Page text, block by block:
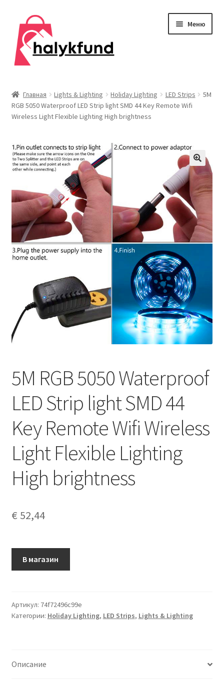
Перейти
навигации
Перейти
содержимому
Меню
Главная
Контакты
меню
Одежда
меню
Публикации
Главная Lights & Lighting Holiday Lighting LED Strips
5M
RGB 5050 Waterproof LED Strip light SMD 44 Key Remote Wifi
Wireless Light Flexible Lighting High brightness
5M RGB 5050 Waterproof
LED Strip light SMD 44
Key Remote Wifi Wireless
Light Flexible Lighting
High brightness
€ 52,44
В магазин
Артикул: 74f72496c99e
Категории: Holiday Lighting, LED Strips, Lights & Lighting
Описание